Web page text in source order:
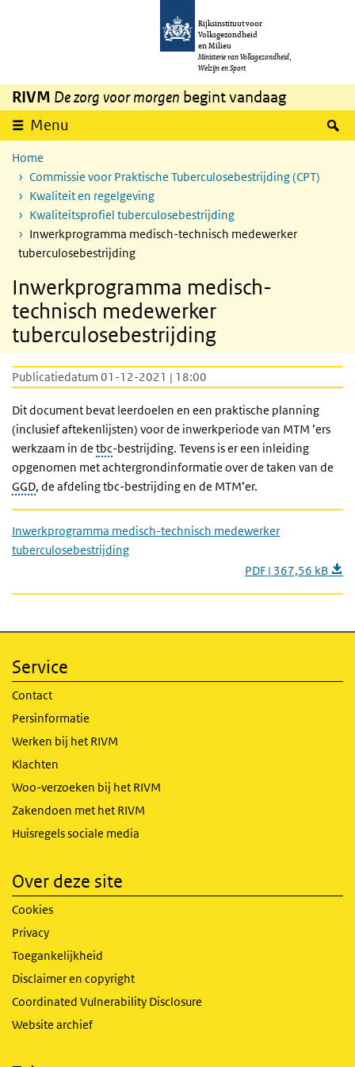
Overslaan en naar de inhoud gaan
Rijksinstituut voor
Volksgezondheid
en Milieu
Ministerie van Volksgezondheid,
Welzijn en Sport
RIVM De zorg voor morgen begint vandaag
Menu
Home
Commissie voor Praktische Tuberculosebestrijding (CPT)
Kwaliteit en regelgeving
Kwaliteitsprofiel tuberculosebestrijding
Inwerkprogramma medisch-technisch medewerker
tuberculosebestrijding
Inwerkprogramma medisch-
technisch medewerker
tuberculosebestrijding
Publicatiedatum 01-12-2021 | 18:00
Dit document bevat leerdoelen en een praktische planning
(inclusief aftekenlijsten) voor de inwerkperiode van MTM ’ers
werkzaam in de tbc-bestrijding. Tevens is er een inleiding
opgenomen met achtergrondinformatie over de taken van de
GGD, de afdeling tbc-bestrijding en de MTM’er.
Inwerkprogramma medisch-technisch medewerker
tuberculosebestrijding
PDF | 367,56 kB
Service
Contact
Persinformatie
Werken bij het RIVM
Klachten
Woo-verzoeken bij het RIVM
Zakendoen met het RIVM
Huisregels sociale media
Over deze site
Cookies
Privacy
Toegankelijkheid
Disclaimer en copyright
Coordinated Vulnerability Disclosure
Website archief